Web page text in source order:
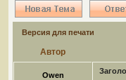
Версия для печати
Автор
Owen